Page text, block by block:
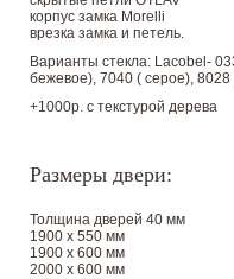
корпус замка Morelli
врезка замка и петель.
Варианты стекла: Lacobel-
бежевое), 7040 ( серое),
+1000р. с текстурой дерева
Размеры двери:
Толщина дверей 40 мм
1900 х 550 мм
1900 х 600 мм
2000 х 600 мм